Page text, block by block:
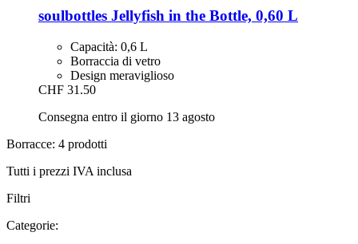
soulbottles Jellyfish in the Bottle, 0,60 L
Capacità: 0,6 L
Borraccia di vetro
Design meraviglioso
CHF 31.50
Consegna entro il giorno 13 agosto
Borracce: 4 prodotti
Tutti i prezzi IVA inclusa
Filtri
Categorie: